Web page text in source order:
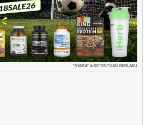
*SYARAT & KETENTUAN BERLAKU